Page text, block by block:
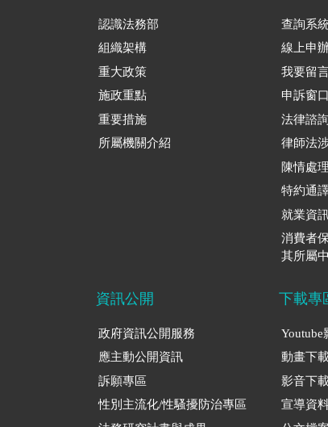
認識法務部
組織架構
重大政策
施政重點
重要措施
所屬機關介紹
查詢系
線上申
我要留
申訴窗口
法律諮
律師法
陳情處
特約通
就業資
消費者
其所屬
資訊公開
政府資訊公開服務
應主動公開資訊
訴願專區
性別主流化/性騷擾防治專區
下載專
Youtube
動畫下
影音下
宣導資